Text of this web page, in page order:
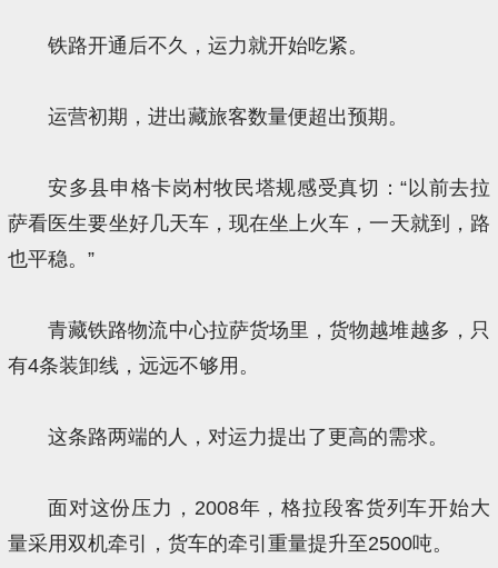
铁路开通后不久，运力就开始吃紧。
运营初期，进出藏旅客数量便超出预期。
安多县申格卡岗村牧民塔规感受真切：“以前去拉
萨看医生要坐好几天车，现在坐上火车，一天就到，路
也平稳。”
青藏铁路物流中心拉萨货场里，货物越堆越多，只
有4条装卸线，远远不够用。
这条路两端的人，对运力提出了更高的需求。
面对这份压力，2008年，格拉段客货列车开始大
量采用双机牵引，货车的牵引重量提升至2500吨。